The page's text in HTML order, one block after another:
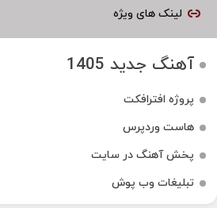
لینک های ویژه
آهنگ جدید 1405
پروژه افترافکت
هاست وردپرس
پخش آهنگ در سایت
تبلیغات وب پوش